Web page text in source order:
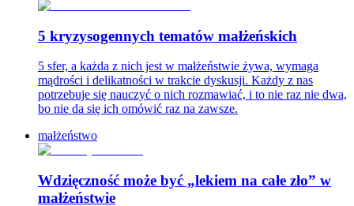
5 kryzysogennych tematów małżeńskich
5 sfer, a każda z nich jest w małżeństwie żywa, wymaga
mądrości i delikatności w trakcie dyskusji. Każdy z nas
potrzebuje się nauczyć o nich rozmawiać, i to nie raz nie dwa,
bo nie da się ich omówić raz na zawsze.
małżeństwo
Wdzięczność może być „lekiem na całe zło” w
małżeństwie